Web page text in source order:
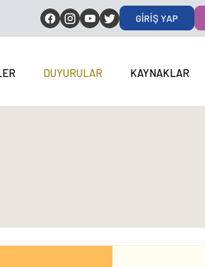
GIRIŞ YAP
DUYURULAR KAYNAKLAR